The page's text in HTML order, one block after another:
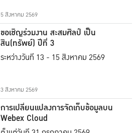
5 สิงหาคม 2569
ขอเชิญร่วมงาน สะสมศิลป์ เป็น
สิน(ทรัพย์) ปีที่ 3
ระหว่างวันที่ 13 - 15 สิงหาคม 2569
3 สิงหาคม 2569
การเปลี่ยนแปลงการจัดเก็บข้อมูลบน
Webex Cloud